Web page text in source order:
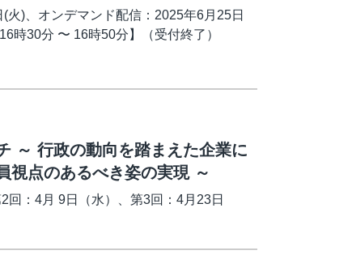
火)、オンデマンド配信：2025年6月25日
時30分 〜 16時50分】（受付終了）
～ 行政の動向を踏まえた企業に
視点のあるべき姿の実現 ～
：4月 9日（水）、第3回：4月23日